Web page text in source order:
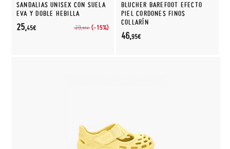
SANDALIAS UNISEX CON SUELA
EVA Y DOBLE HEBILLA
29,95€ (-15%)
25,45€
BLUCHER BAREFOOT EFECTO
PIEL CORDONES FINOS
COLLARÍN
46,95€